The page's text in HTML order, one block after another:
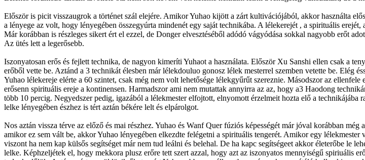
Először is picit visszaugrok a történet szál elejére. Amikor Yuhao kijött a zárt kultivációjából, akkor használta
a lényege az volt, hogy lényegében összegyúrta mindenét egy saját technikába. A lélekerejét , a spirituális
Már korábban is részleges sikert ért el ezzel, de Donger elvesztéséből adódó vágyódása sokkal nagyobb erőt
Az ütés lett a legerősebb.
Iszonyatosan erős és fejlett technika, de nagyon kimeríti Yuhaot a használata. Először Xu Sanshi ellen csak a
erőből vette be. Aztánd a 3 technikát élesben már lélekdouluo gonosz lélek mesterrel szemben vetette be.
Yuhao lélekereje elérte a 60 szintet, csak még nem volt lehetősége lélekgyűrűt szereznie. Másodszor az
erősenn spirituális ereje a kontinensen. Harmadszor ami nem mutattak annyirra az az, hogy a3 Haodong
több 10 percig. Negyedszer pedig, igazából a lélekmester elfojtott, elnyomott érzelmeit hozta elő a
lelke lényegében észhez is tért aztán békére lelt és elpárolgot.
Nos aztán vissza térve az előző és mai részhez. Yuhao és Wanf Quer fúziós képességét már jóval korábban
amikor ez sem vált be, akkor Yuhao lényegében elkezdte felégetni a spirituális tengerét. Amikor egy
viszont ha nem kap külsős segítséget már nem tud leálni és belehal. De ha kapc segítségeet akkor életerőbe le
lelke. Képhzeljétek el, hogy mekkora plusz erőre tett szert azzal, hogy azt az iszonyatos mennyiségű